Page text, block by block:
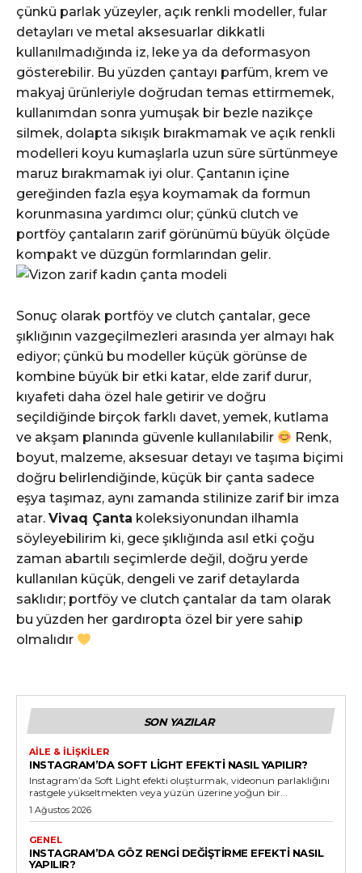
çünkü parlak yüzeyler, açık renkli modeller, fular
detayları ve metal aksesuarlar dikkatli
kullanılmadığında iz, leke ya da deformasyon
gösterebilir. Bu yüzden çantayı parfüm, krem ve
makyaj ürünleriyle doğrudan temas ettirmemek,
kullanımdan sonra yumuşak bir bezle nazikçe
silmek, dolapta sıkışık bırakmamak ve açık renkli
modelleri koyu kumaşlarla uzun süre sürtünmeye
maruz bırakmamak iyi olur. Çantanın içine
gereğinden fazla eşya koymamak da formun
korunmasına yardımcı olur; çünkü clutch ve
portföy çantaların zarif görünümü büyük ölçüde
kompakt ve düzgün formlarından gelir.
Sonuç olarak portföy ve clutch çantalar, gece
şıklığının vazgeçilmezleri arasında yer almayı hak
ediyor; çünkü bu modeller küçük görünse de
kombine büyük bir etki katar, elde zarif durur,
kıyafeti daha özel hale getirir ve doğru
seçildiğinde birçok farklı davet, yemek, kutlama
ve akşam planında güvenle kullanılabilir
Renk,
boyut, malzeme, aksesuar detayı ve taşıma biçimi
doğru belirlendiğinde, küçük bir çanta sadece
eşya taşımaz, aynı zamanda stilinize zarif bir imza
atar. Vivaq Çanta koleksiyonundan ilhamla
söyleyebilirim ki, gece şıklığında asıl etki çoğu
zaman abartılı seçimlerde değil, doğru yerde
kullanılan küçük, dengeli ve zarif detaylarda
saklıdır; portföy ve clutch çantalar da tam olarak
bu yüzden her gardıropta özel bir yere sahip
olmalıdır
SON YAZILAR
AILE & İLIŞKILER
INSTAGRAM’DA SOFT LIGHT EFEKTI NASIL YAPILIR?
Instagram’da Soft Light efekti oluşturmak, videonun parlaklığını
rastgele yükseltmekten veya yüzün üzerine yoğun bir...
1 Ağustos 2026
GENEL
INSTAGRAM’DA GÖZ RENGI DEĞIŞTIRME EFEKTI NASIL
YAPILIR?